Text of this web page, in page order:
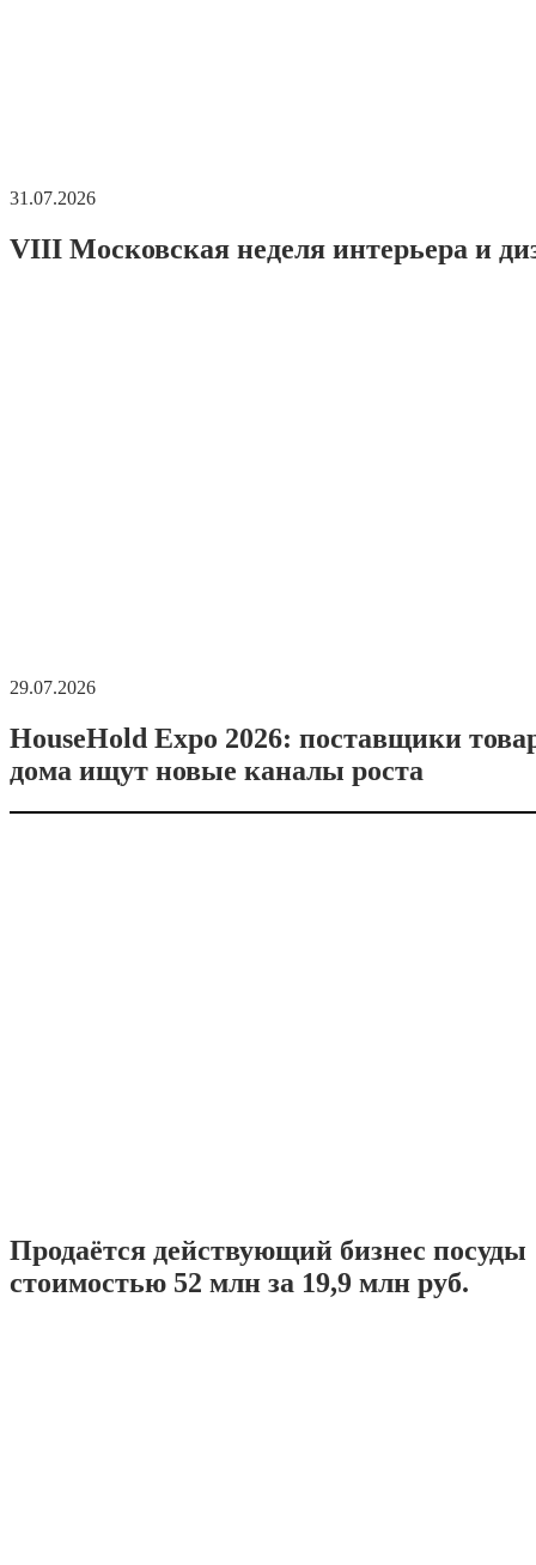
31.07.2026
VIII Московская неделя интерьера и
29.07.2026
HouseHold Expo 2026: поставщики
дома ищут новые каналы роста
Продаётся действующий бизнес посуды
стоимостью 52 млн за 19,9 млн руб.